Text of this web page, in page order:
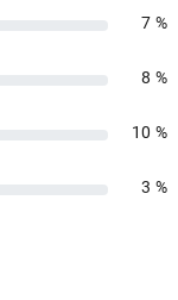
7 %
8 %
10 %
3 %